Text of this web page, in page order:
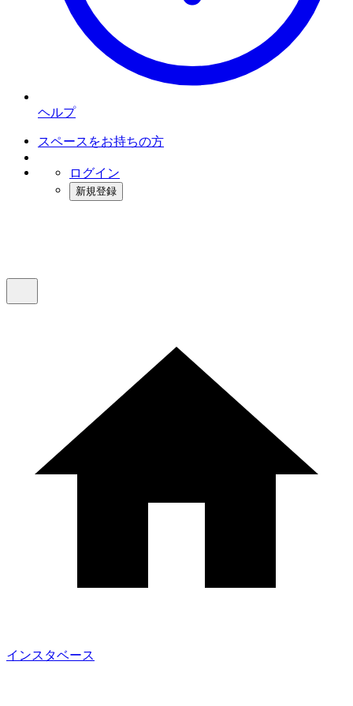
ヘルプ
スペースをお持ちの方
ログイン
新規登録
インスタベース